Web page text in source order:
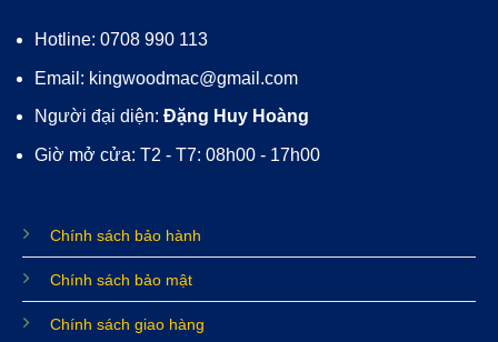
Hotline: 0708 990 113
Email: kingwoodmac@gmail.com
Người đại diện: Đặng Huy Hoàng
Giờ mở cửa: T2 - T7: 08h00 - 17h00
Chính sách bảo hành
Chính sách bảo mật
Chính sách giao hàng